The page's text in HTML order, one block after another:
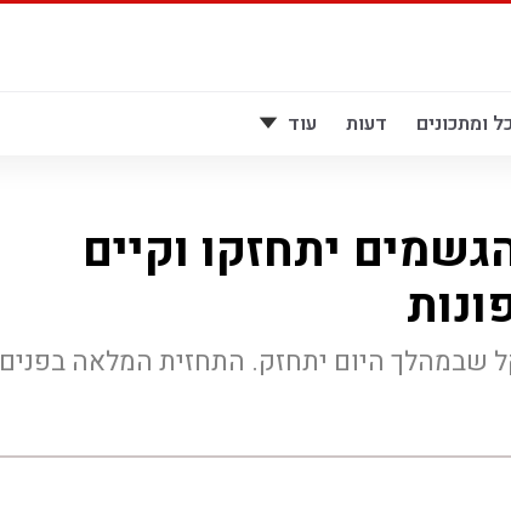
ומתכונים דעות עוד
יתחזקו וקיים
שבמהלך היום יתחזק. התחזית המלאה בפנים